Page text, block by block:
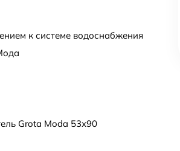
к системе водоснабжения
Grota Moda 53х90